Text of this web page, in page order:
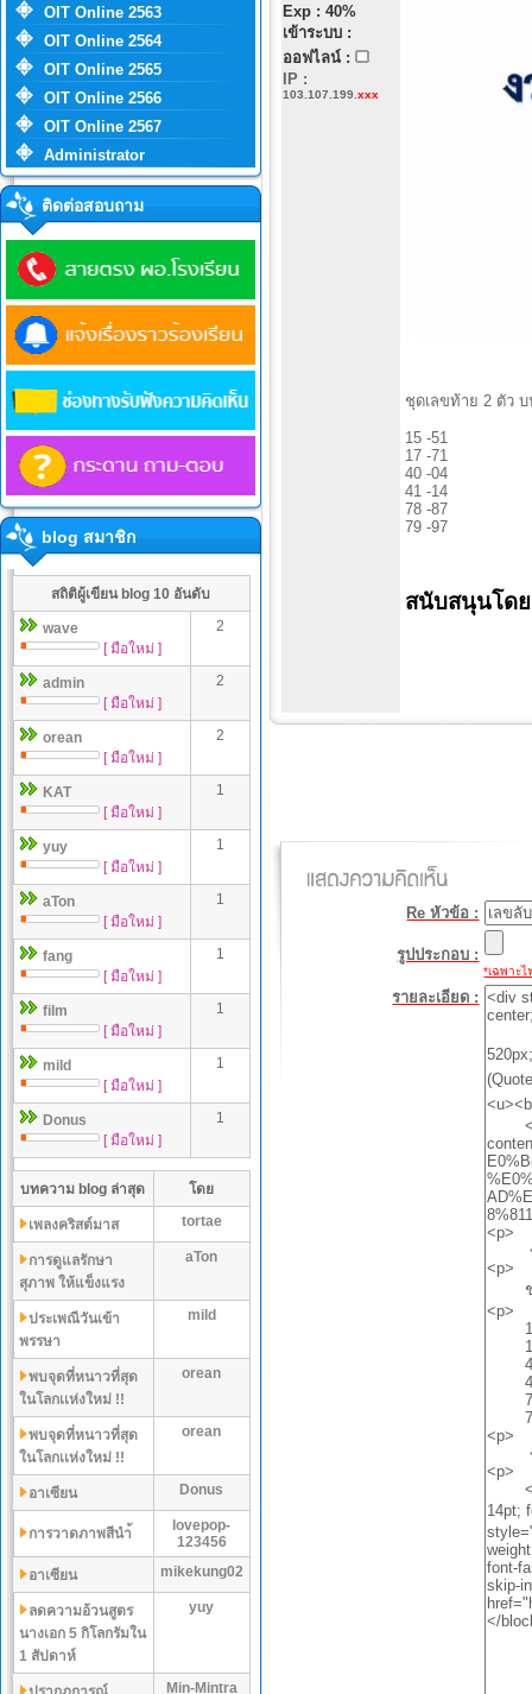
OIT Online 2563
OIT Online 2564
OIT Online 2565
OIT Online 2566
OIT Online 2567
Administrator
ติดต่อสอบถาม
blog สมาชิก
สถิติผู้เขียน blog 10 อันดับ
wave
[ มือใหม่ ]
2
admin
[ มือใหม่ ]
2
orean
[ มือใหม่ ]
2
KAT
[ มือใหม่ ]
1
yuy
[ มือใหม่ ]
1
aTon
[ มือใหม่ ]
1
fang
[ มือใหม่ ]
1
film
[ มือใหม่ ]
1
mild
[ มือใหม่ ]
1
Donus
[ มือใหม่ ]
1
บทความ blog ล่าสุด โดย
เพลงคริสต์มาส tortae
การดูแลรักษา
สุภาพ ให้แข็งแรง
aTon
ประเพณีวันเข้า
พรรษา
mild
พบจุดที่หนาวที่สุด
ในโลกเเห่งใหม่ !!
orean
พบจุดที่หนาวที่สุด
ในโลกเเห่งใหม่ !!
orean
อาเซียน Donus
การวาดภาพสีนำ้
lovepop-
123456
อาเซียน
mikekung02
ลดความอ้วนสูตร
นางเอก 5 กิโลกรัมใน
1 สัปดาห์
yuy
Min-Mintra
Exp : 40%
เข้าระบบ :
ออฟไลน์ :
IP :
103.107.199. xxx
ชุดเลขท้าย 2 ตัว
15 -51
17 -71
40 -04
41 -14
78 -87
79 -97
สนับสนุนโดย
Re หัวข้อ :
รูปประกอบ :
*เฉพาะ
รายละเอียด :